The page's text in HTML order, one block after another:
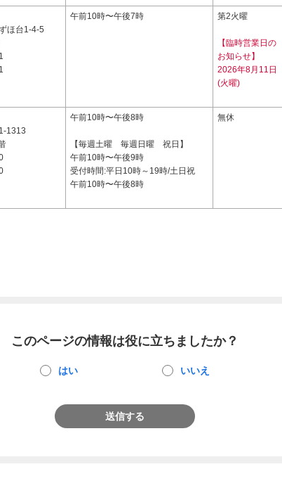
ほ台1-4-5
午前10時〜午後7時 第2火曜
【臨時営業日の
お知らせ】
2026年8月11日
(火曜)
1313
午前10時〜午後8時
【毎週土曜 毎週日曜 祝日】
午前10時〜午後9時
受付時間:平日10時～19時/土日祝
午前10時〜午後8時
無休
このページの情報は役に立ちましたか？
はい いいえ
送信する